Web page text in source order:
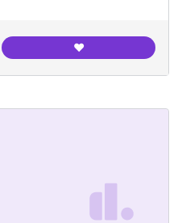
❤️Canòdrom